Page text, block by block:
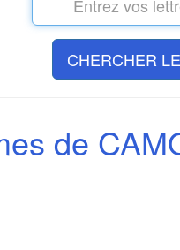
CHERCHER
de